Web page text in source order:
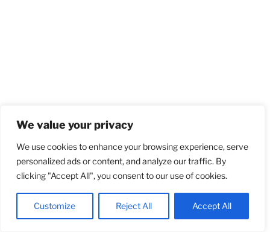
We value your privacy
We use cookies to enhance your browsing experience, serve
personalized ads or content, and analyze our traffic. By
clicking "Accept All", you consent to our use of cookies.
Customize Reject All Accept All